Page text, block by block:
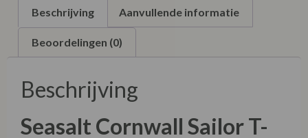
Beschrijving Aanvullende informatie
Beoordelingen (0)
Beschrijving
Seasalt Cornwall Sailor T-